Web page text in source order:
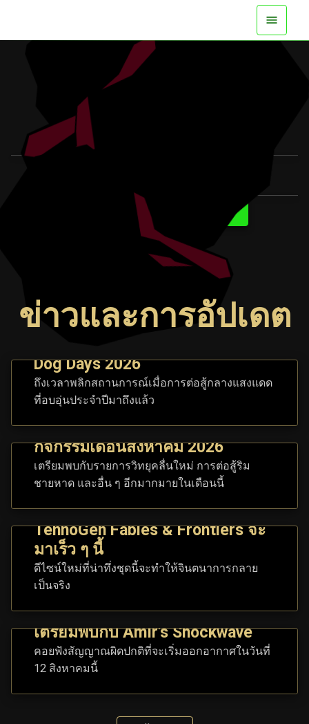
ข่าวและการอัปเดต
Dog Days 2026
ถึงเวลาพลิกสถานการณ์เมื่อการต่อสู้กลางแสงแดด
ที่อบอุ่นประจำปีมาถึงแล้ว
กิจกรรมเดือนสิงหาคม 2026
เตรียมพบกับรายการวิทยุคลื่นใหม่ การต่อสู้ริม
ชายหาด และอื่น ๆ อีกมากมายในเดือนนี้
TennoGen Fables & Frontiers จะ
มาเร็ว ๆ นี้
ดีไซน์ใหม่ที่น่าทึ่งชุดนี้จะทำให้จินตนาการกลาย
เป็นจริง
เตรียมพบกับ Amir's Shockwave
คอยฟังสัญญาณผิดปกติที่จะเริ่มออกอากาศในวันที่
12 สิงหาคมนี้